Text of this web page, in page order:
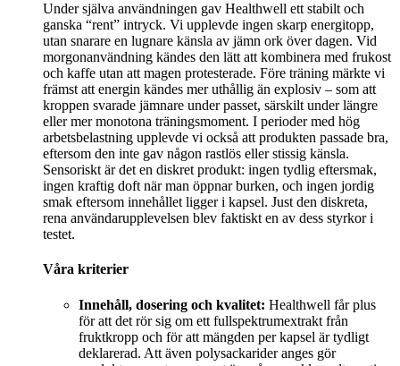
Under själva användningen gav Healthwell ett stabilt och
ganska “rent” intryck. Vi upplevde ingen skarp energitopp,
utan snarare en lugnare känsla av jämn ork över dagen. Vid
morgonanvändning kändes den lätt att kombinera med frukost
och kaffe utan att magen protesterade. Före träning märkte vi
främst att energin kändes mer uthållig än explosiv – som att
kroppen svarade jämnare under passet, särskilt under längre
eller mer monotona träningsmoment. I perioder med hög
arbetsbelastning upplevde vi också att produkten passade bra,
eftersom den inte gav någon rastlös eller stissig känsla.
Sensoriskt är det en diskret produkt: ingen tydlig eftersmak,
ingen kraftig doft när man öppnar burken, och ingen jordig
smak eftersom innehållet ligger i kapsel. Just den diskreta,
rena användarupplevelsen blev faktiskt en av dess styrkor i
testet.
Våra kriterier
Innehåll, dosering och kvalitet: Healthwell får plus
för att det rör sig om ett fullspektrumextrakt från
fruktkropp och för att mängden per kapsel är tydligt
deklarerad. Att även polysackarider anges gör